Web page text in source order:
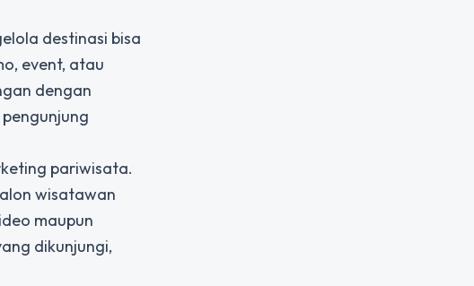
destinasi bisa
event, atau
dengan
pariwisata.
wisatawan
maupun
dikunjungi,